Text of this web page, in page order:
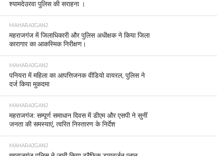
श्यामदेउरवा पुलिस की सराहना ।
MAHARAJGANJ
महराजगंज में जिलाधिकारी और पुलिस अधीक्षक ने किया जिला
कारागार का आकस्मिक निरीक्षण।
MAHARAJGANJ
पनियरा में महिला का आपत्तिजनक वीडियो वायरल, पुलिस ने
दर्ज किया मुकदमा
MAHARAJGANJ
महराजगंज: सम्पूर्ण समाधान दिवस में डीएम और एसपी ने सुनीं
जनता की समस्याएं, त्वरित निस्तारण के निर्देश
MAHARAJGANJ